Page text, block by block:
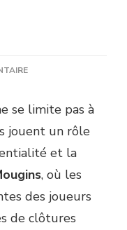
SUR
DE
CLÔTURES
IL
REVOIR
D’UNE
RÉNOVATION
se limite pas à
jouent un rôle
et la
, où les
des joueurs
de clôtures